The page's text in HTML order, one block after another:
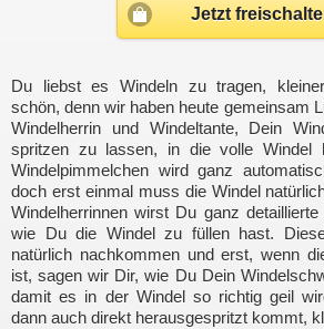
Jetzt
Du liebst es Windeln zu tragen,
schön, denn wir haben heute gemeinsam
Windelherrin und Windeltante, Dein
spritzen zu lassen, in die volle Windel
Windelpimmelchen wird ganz
doch erst einmal muss die Windel
Windelherrinnen wirst Du ganz
wie Du die Windel zu füllen hast.
natürlich nachkommen und erst, wenn
ist, sagen wir Dir, wie Du Dein
damit es in der Windel so richtig geil
dann auch direkt herausgespritzt kommt,